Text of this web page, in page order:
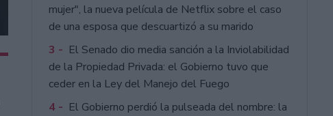
mujer", la nueva película de Netflix sobre el caso
de una esposa que descuartizó a su marido
3 - El Senado dio media sanción a la Inviolabilidad
de la Propiedad Privada: el Gobierno tuvo que
ceder en la Ley del Manejo del Fuego
4 - El Gobierno perdió la pulseada del nombre: la